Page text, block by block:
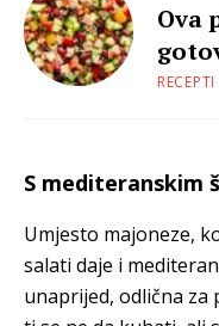
Ova
RECEPTI
S mediteranskim
Umjesto majoneze,
salati daje i
unaprijed, odlična za